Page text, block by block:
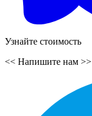
Узнайте стоимость
<< Напишите нам >>